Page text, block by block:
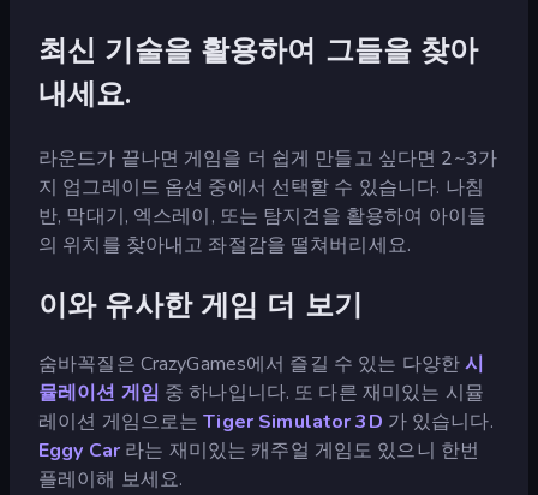
최신 기술을 활용하여 그들을 찾아
내세요.
라운드가 끝나면 게임을 더 쉽게 만들고 싶다면 2~3가
지 업그레이드 옵션 중에서 선택할 수 있습니다. 나침
반, 막대기, 엑스레이, 또는 탐지견을 활용하여 아이들
의 위치를 찾아내고 좌절감을 떨쳐버리세요.
이와 유사한 게임 더 보기
숨바꼭질은 CrazyGames에서 즐길 수 있는 다양한시
뮬레이션 게임 중 하나입니다. 또 다른 재미있는 시뮬
레이션 게임으로는Tiger Simulator 3D 가 있습니다.
Eggy Car 라는 재미있는 캐주얼 게임도 있으니 한번
플레이해 보세요.